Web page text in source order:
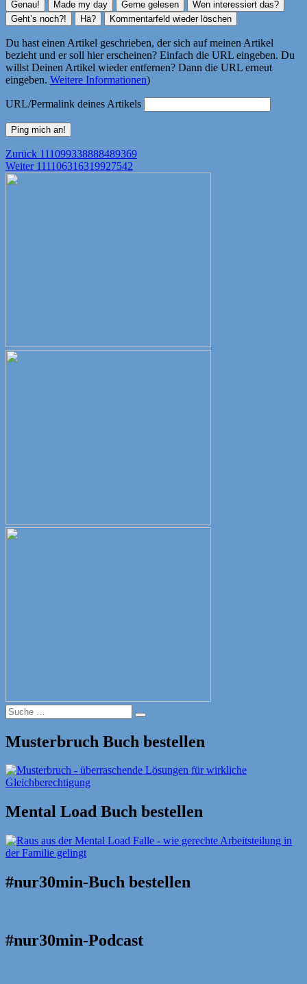
Du hast einen Artikel geschrieben, der sich auf meinen Artikel
bezieht und er soll hier erscheinen? Einfach die URL eingeben. Du
willst Deinen Artikel wieder entfernen? Dann die URL erneut
eingeben. Weitere Informationen)
URL/Permalink deines Artikels
Beitragsnavigation
Zurück Vorheriger
Beitrag:
111099338888489369
Weiter Nächster
111106316319927542
Suche
nach:
Suche
Musterbruch Buch bestellen
Mental Load Buch bestellen
#nur30min-Buch bestellen
#nur30min-Podcast